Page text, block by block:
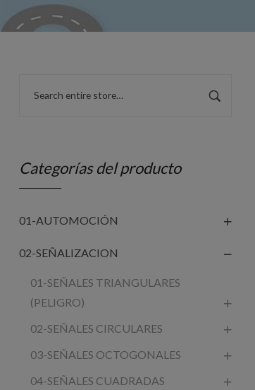
Categorías del producto
01-AUTOMOCIÓN
02-SEÑALIZACION
01-SEÑALES TRIANGULARES
(PELIGRO)
02-SEÑALES CIRCULARES
03-SEÑALES OCTOGONALES
04-SEÑALES CUADRADAS